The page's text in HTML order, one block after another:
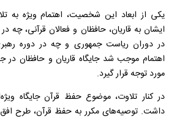
یکی از ابعاد این شخصیت، اهتمام ویژه به
ایشان به قاریان، حافظان و فعالان قرآنی، چه
در دوران ریاست جمهوری و چه در دوره
اهتمام موجب شد جایگاه قاریان و حافظان در
مورد توجه قرار گیرد.
در کنار تلاوت، موضوع حفظ قرآن جایگاه
داشت. توصیه‌های مکرر به حفظ قرآن، طرح افق